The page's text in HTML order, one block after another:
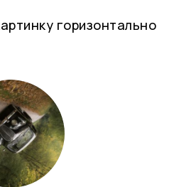
горизонтально